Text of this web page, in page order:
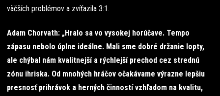
väčších problémov a zvíťazila 3:1.
Adam Chorvath: „Hralo sa vo vysokej horúčave. Tempo
zápasu nebolo úplne ideálne. Mali sme dobré držanie lopty,
ale chýbal nám kvalitnejší a rýchlejší prechod cez strednú
zónu ihriska. Od mnohých hráčov očakávame výrazne lepšiu
presnosť prihrávok a herných činností vzhľadom na kvalitu,